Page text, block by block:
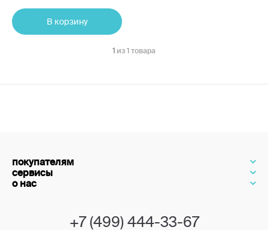
В корзину
1 из 1 товара
покупателям
сервисы
о нас
+7 (499) 444-33-67